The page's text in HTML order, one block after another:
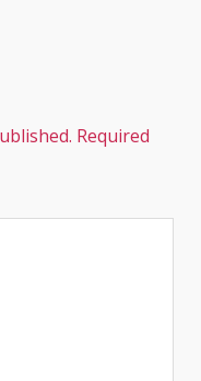
Required